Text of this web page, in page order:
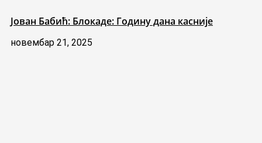
Јован Бабић: Блокаде: Годину дана касније
новембар 21, 2025